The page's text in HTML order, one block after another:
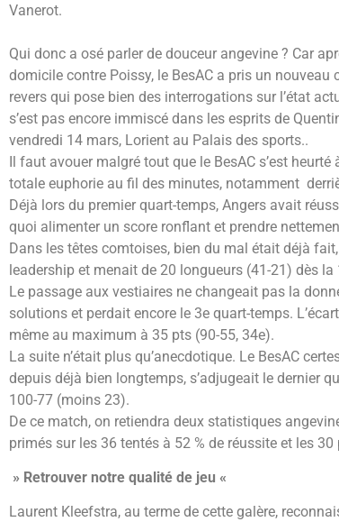
Vanerot.
Qui donc a osé parler de douceur angevine ? Car
domicile contre Poissy, le BesAC a pris un
revers qui pose bien des interrogations sur l’état
s’est pas encore immiscé dans les esprits de
vendredi 14 mars, Lorient au Palais des sports..
Il faut avouer malgré tout que le BesAC s’est
totale euphorie au fil des minutes, notamment
Déjà lors du premier quart-temps, Angers avait
quoi alimenter un score ronflant et prendre
Dans les têtes comtoises, bien du mal était déjà
leadership et menait de 20 longueurs (41-21) dès
Le passage aux vestiaires ne changeait pas la
solutions et perdait encore le 3e quart-temps.
même au maximum à 35 pts (90-55, 34e).
La suite n’était plus qu’anecdotique. Le BesAC
depuis déjà bien longtemps, s’adjugeait le dernier
100-77 (moins 23).
De ce match, on retiendra deux statistiques
primés sur les 36 tentés à 52 % de réussite et les
» Retrouver notre qualité de jeu «
Laurent Kleefstra, au terme de cette galère,